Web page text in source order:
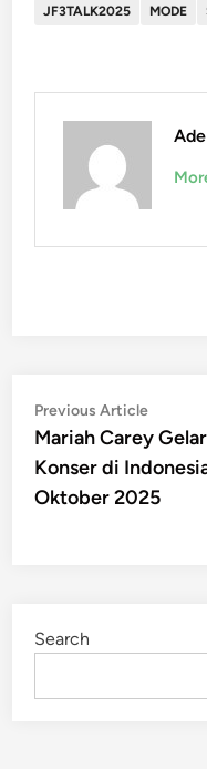
JF3TALK2025
MODE
Post
navigation
Previous ArticlePrevious
article:
Mariah Carey Gelar
Konser di
Oktober 2025
Search